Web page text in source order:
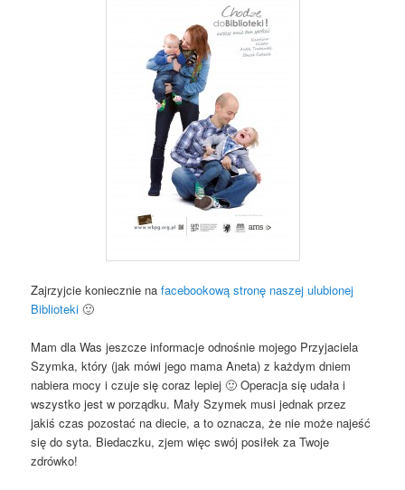
Zajrzyjcie koniecznie nafacebookową stronę naszej ulubionej
Biblioteki🙂
Mam dla Was jeszcze informacje odnośnie mojego Przyjaciela
Szymka, który (jak mówi jego mama Aneta) z każdym dniem
nabiera mocy i czuje się coraz lepiej 🙂 Operacja się udała i
wszystko jest w porządku. Mały Szymek musi jednak przez
jakiś czas pozostać na diecie, a to oznacza, że nie może najeść
się do syta. Biedaczku, zjem więc swój posiłek za Twoje
zdrówko!